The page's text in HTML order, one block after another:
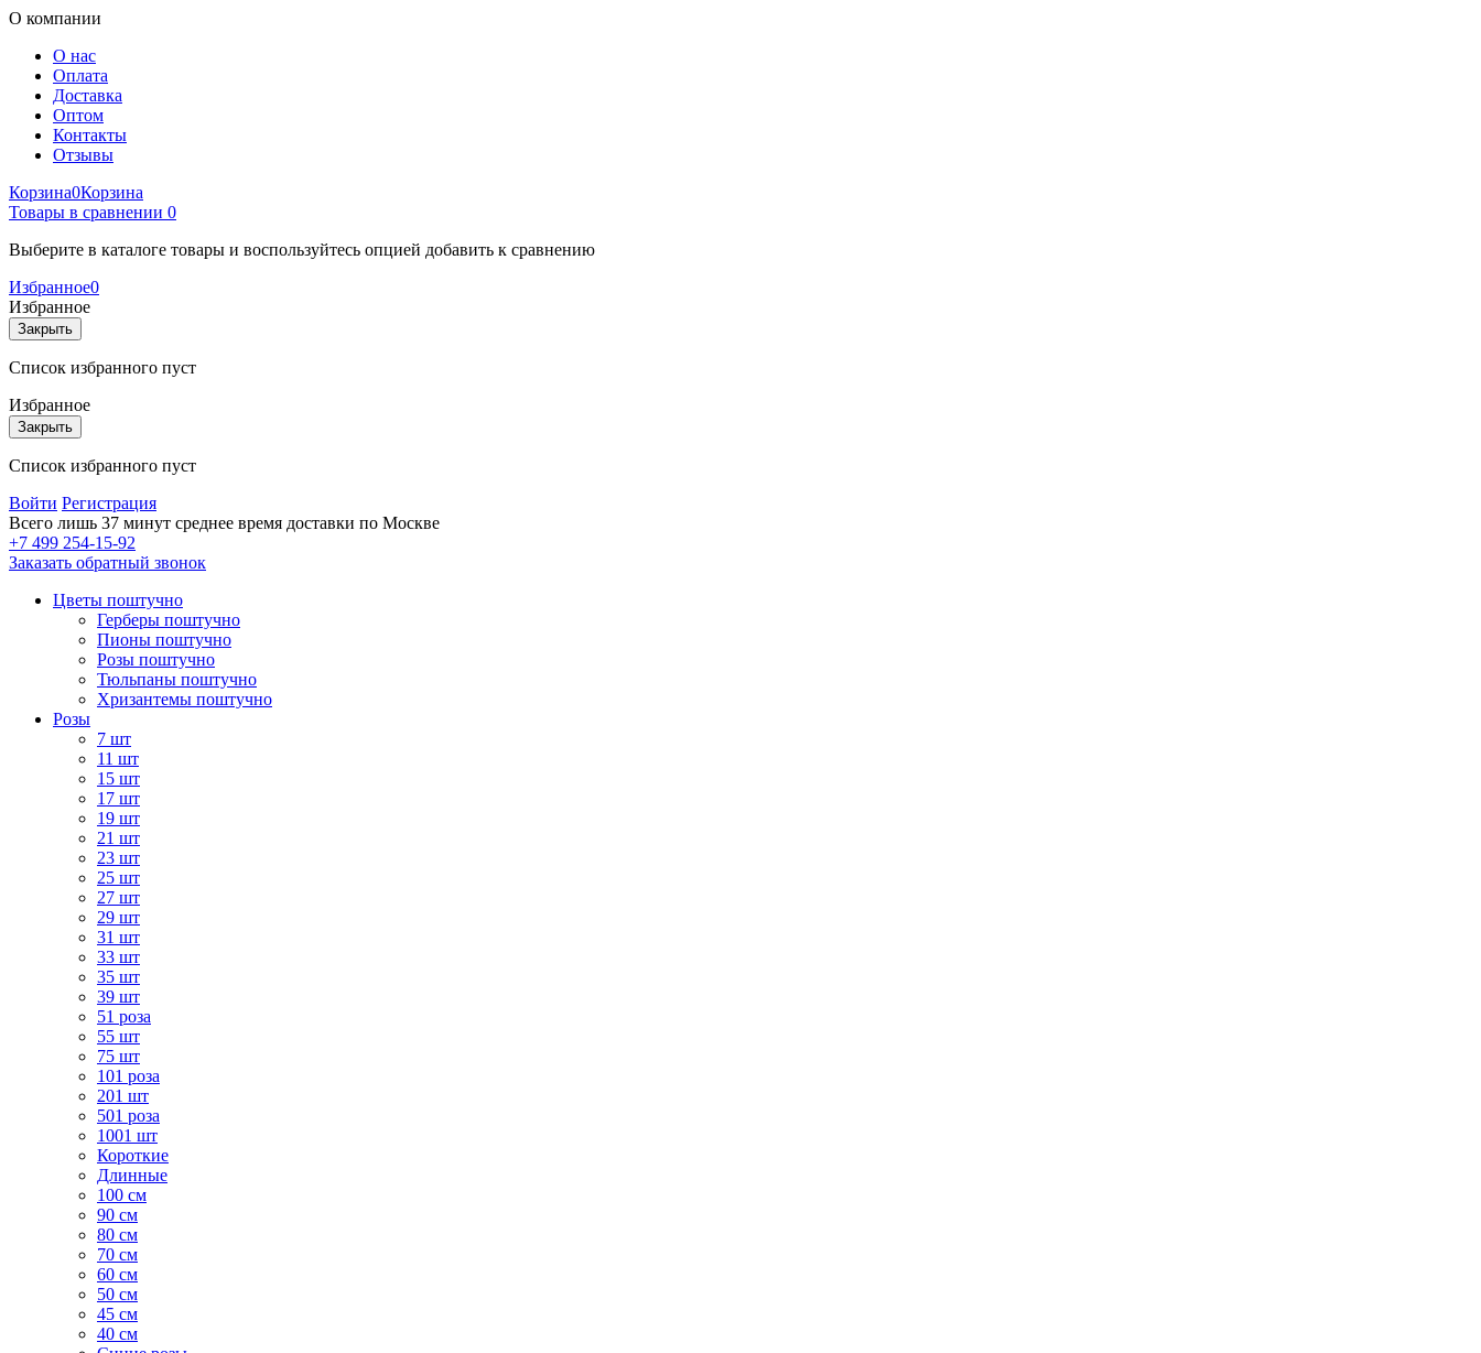
О компании
О нас
Оплата
Доставка
Оптом
Контакты
Отзывы
Корзина0Корзина
Товары в сравнении 0
Выберите в каталоге товары и воспользуйтесь опцией добавить к сравнению
Избранное0
Избранное
Закрыть
Список избранного пуст
Избранное
Закрыть
Список избранного пуст
Войти Регистрация
Всего лишь 37 минут среднее время доставки по Москве
+7 499 254-15-92
Заказать обратный звонок
Цветы поштучно
Герберы поштучно
Пионы поштучно
Розы поштучно
Тюльпаны поштучно
Хризантемы поштучно
Розы
7 шт
11 шт
15 шт
17 шт
19 шт
21 шт
23 шт
25 шт
27 шт
29 шт
31 шт
33 шт
35 шт
39 шт
51 роза
55 шт
75 шт
101 роза
201 шт
501 роза
1001 шт
Короткие
Длинные
100 см
90 см
80 см
70 см
60 см
50 см
45 см
40 см